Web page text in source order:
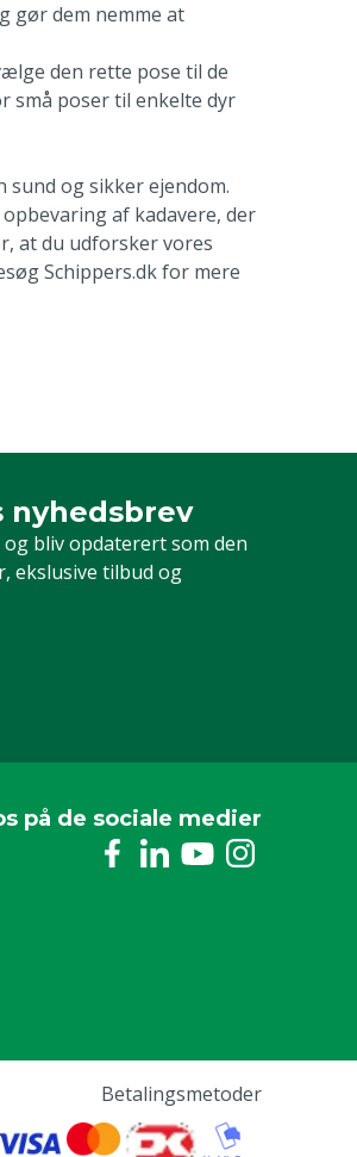
gør dem nemme at
den rette pose til de
små poser til enkelte dyr
og sikker ejendom.
af kadavere, der
at du udforsker vores
Schippers.dk for mere
nyhedsbrev
bliv opdaterert som den
ekslusive tilbud og
på de sociale medier
Betalingsmetoder